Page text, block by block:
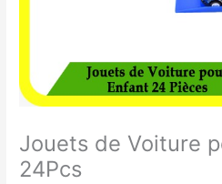
Jouets de Voiture
24Pcs